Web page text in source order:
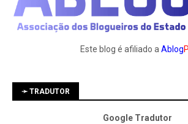
Este blog é afiliado aAblog
➛ TRADUTOR
Google Tradutor